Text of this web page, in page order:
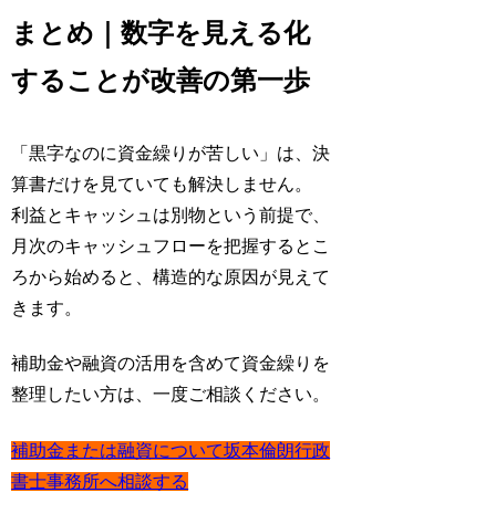
まとめ｜数字を見える化
することが改善の第一歩
「黒字なのに資金繰りが苦しい」は、決
算書だけを見ていても解決しません。
利益とキャッシュは別物という前提で、
月次のキャッシュフローを把握するとこ
ろから始めると、構造的な原因が見えて
きます。
補助金や融資の活用を含めて資金繰りを
整理したい方は、一度ご相談ください。
補助金または融資について坂本倫朗行政
書士事務所へ相談する